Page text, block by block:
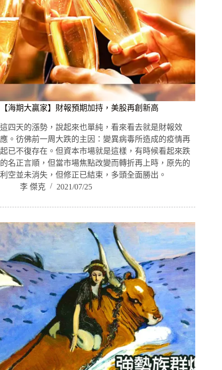
【海期大贏家】財報預期加持，美股再創新高
這四天的漲勢，說起來也單純，看來看去就是財報效
應。彷佛前一周大跌的主因：變異病毒所造成的疫情再
起已不復存在。但資本市場就是這樣，有時候看起來跌
的名正言順，但當市場焦點改變而轉折再上時，原先的
利空並未消失，但修正已結束，多頭全面勝出。
李 傑克
2021/07/25